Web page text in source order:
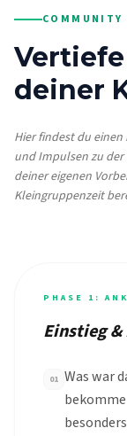
COMMUNITY
deiner
Hier findest du
und Impulsen zu der
deiner eigenen
Kleingruppenzeit
PHASE 1:
Einstieg &
01 Was war